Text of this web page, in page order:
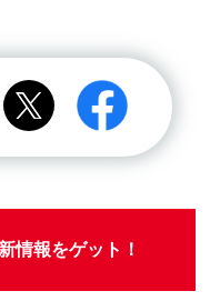
情報をゲット！